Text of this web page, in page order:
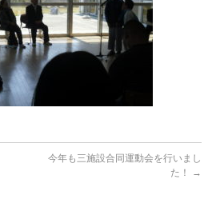
今年も三施設合同運動会を行いまし
た！
→